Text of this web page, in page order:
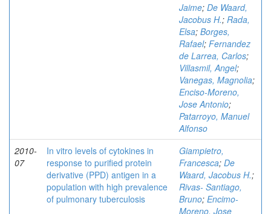
Jaime; De Waard,
Jacobus H.; Rada,
Elsa; Borges,
Rafael; Fernandez
de Larrea, Carlos;
Villasmil, Angel;
Vanegas, Magnolia;
Enciso-Moreno,
Jose Antonio;
Patarroyo, Manuel
Alfonso
2010-
07
In vitro levels of cytokines in
response to purified protein
derivative (PPD) antigen in a
population with high prevalence
of pulmonary tuberculosis
Giampietro,
Francesca; De
Waard, Jacobus H.;
Rivas- Santiago,
Bruno; Encimo-
Moreno, Jose